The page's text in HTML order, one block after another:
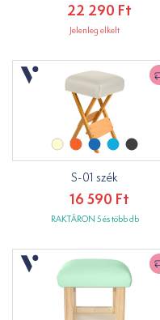
22 290 Ft
Jelenleg elkelt
S-01 szék
16 590 Ft
RAKTÁRON 5 és több db